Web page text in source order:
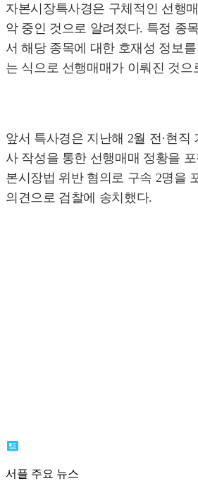
자본시장특사경은 구체적인 선행
악 중인 것으로 알려졌다. 특정 종
서 해당 종목에 대한 호재성 정보
는 식으로 선행매매가 이뤄진 것으
앞서 특사경은 지난해 2월 전·현직
사 작성을 통한 선행매매 정황을
본시장법 위반 혐의로 구속 2명을
의견으로 검찰에 송치했다.
서플 주요 뉴스